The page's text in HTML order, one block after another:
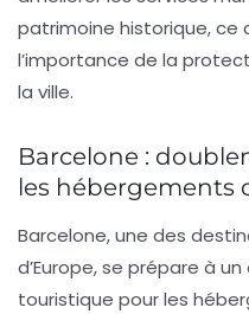
patrimoine historique, ce
l’importance de la
la ville.
Barcelone :
les hébergements
Barcelone, une des
d’Europe, se prépare à
touristique pour les